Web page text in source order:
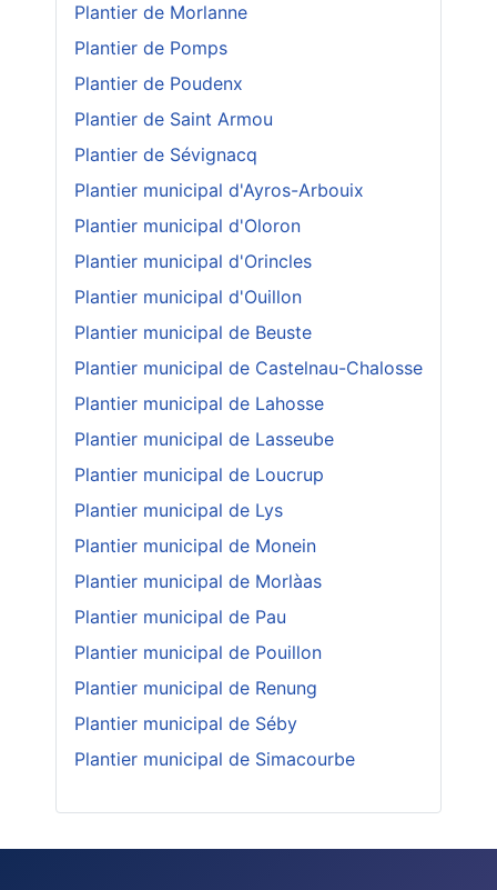
Plantier de Morlanne
Plantier de Pomps
Plantier de Poudenx
Plantier de Saint Armou
Plantier de Sévignacq
Plantier municipal d'Ayros-Arbouix
Plantier municipal d'Oloron
Plantier municipal d'Orincles
Plantier municipal d'Ouillon
Plantier municipal de Beuste
Plantier municipal de Castelnau-Chalosse
Plantier municipal de Lahosse
Plantier municipal de Lasseube
Plantier municipal de Loucrup
Plantier municipal de Lys
Plantier municipal de Monein
Plantier municipal de Morlàas
Plantier municipal de Pau
Plantier municipal de Pouillon
Plantier municipal de Renung
Plantier municipal de Séby
Plantier municipal de Simacourbe